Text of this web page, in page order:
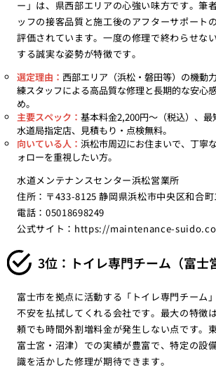
ー」は、県西部エリアの心強い味方です。筆
ッフの接客品質と施工後のアフターサポート
評価されています。一度の修理で終わらせな
する誠実な姿勢が特徴です。
選定理由： 西部エリア（浜松・磐田等）の機動
練スタッフによる高品質な修理と長期的な安心
め。
主要スペック： 基本料金2,200円〜（税込）、
水道局指定店、見積もり・点検無料。
向いている人： 浜松市周辺にお住まいで、丁寧
ォローを重視したい方。
水道メンテナンスセンター浜松営業所
住所：〒433-8125 静岡県浜松市中央区和合
電話：05018698249
公式サイト： https://maintenance-
3位：トイレ専門チーム（富士
富士市を拠点に活動する「トイレ専門チーム
不安を払拭してくれる会社です。最大の特徴
頼でも時間外割増料金が発生しない点です。
富士宮・沼津）での実績が豊富で、特定の設
識を活かした修理が期待できます。